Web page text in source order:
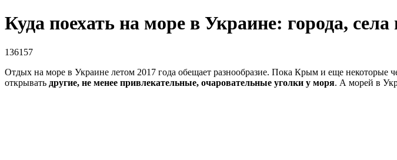
Куда поехать на море в Украине: города,
136157
Отдых на море в Украине летом 2017 года обещает разнообразие. Пока Крым и еще некоторые
открывать другие, не менее привлекательные, очаровательные уголки у моря. А морей в